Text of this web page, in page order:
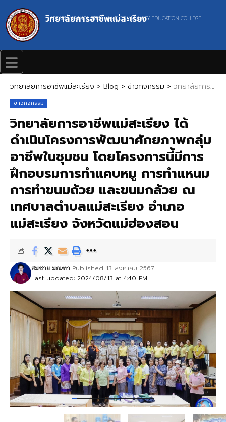
วิทยาลัยการอาชีพแม่สะเรียง
MAESARIANG INDUSTRIAL AND COMMUNITY EDUCATION COLLEGE
วิทยาลัยการอาชีพแม่สะเรียง > Blog > ข่าวกิจกรรม > วิทยาลัยการอาชีพแม่สะเรียง ได้ดำเนินโครงการพัฒนาศักยภาพกลุ่มอาชีพในชุมชน โดยโครงการนี้มีการฝึกอบรมการทำแคบหมู การทำแหนม การทำขนมถ้วย และขนมกล้วย ณ เทศบาลตำบลแม่สะเรียง อำเภอแม่สะเรียง จังหวัดแม่ฮ่องสอน
ข่าวกิจกรรม
วิทยาลัยการอาชีพแม่สะเรียง ได้
ดำเนินโครงการพัฒนาศักยภาพกลุ่ม
อาชีพในชุมชน โดยโครงการนี้มีการ
ฝึกอบรมการทำแคบหมู การทำแหนม
การทำขนมถ้วย และขนมกล้วย ณ
เทศบาลตำบลแม่สะเรียง อำเภอ
แม่สะเรียง จังหวัดแม่ฮ่องสอน
Last updated: 2024/08/13 at 4:40 PM
สมชาย มณฑา Published 13 สิงหาคม 2567